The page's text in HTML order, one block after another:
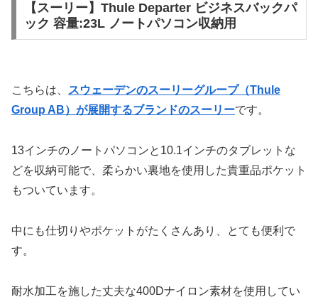
【スーリー】Thule Departer ビジネスバックパ
ック 容量:23L ノートパソコン収納用
こちらは、
スウェーデンのスーリーグループ（Thule
Group AB）が展開するブランドのスーリーです。
13インチのノートパソコンと10.1インチのタブレットな
どを収納可能で、柔らかい裏地を使用した貴重品ポケット
もついています。
中にも仕切りやポケットがたくさんあり、とても便利で
す。
耐水加工を施した丈夫な400Dナイロン素材を使用してい